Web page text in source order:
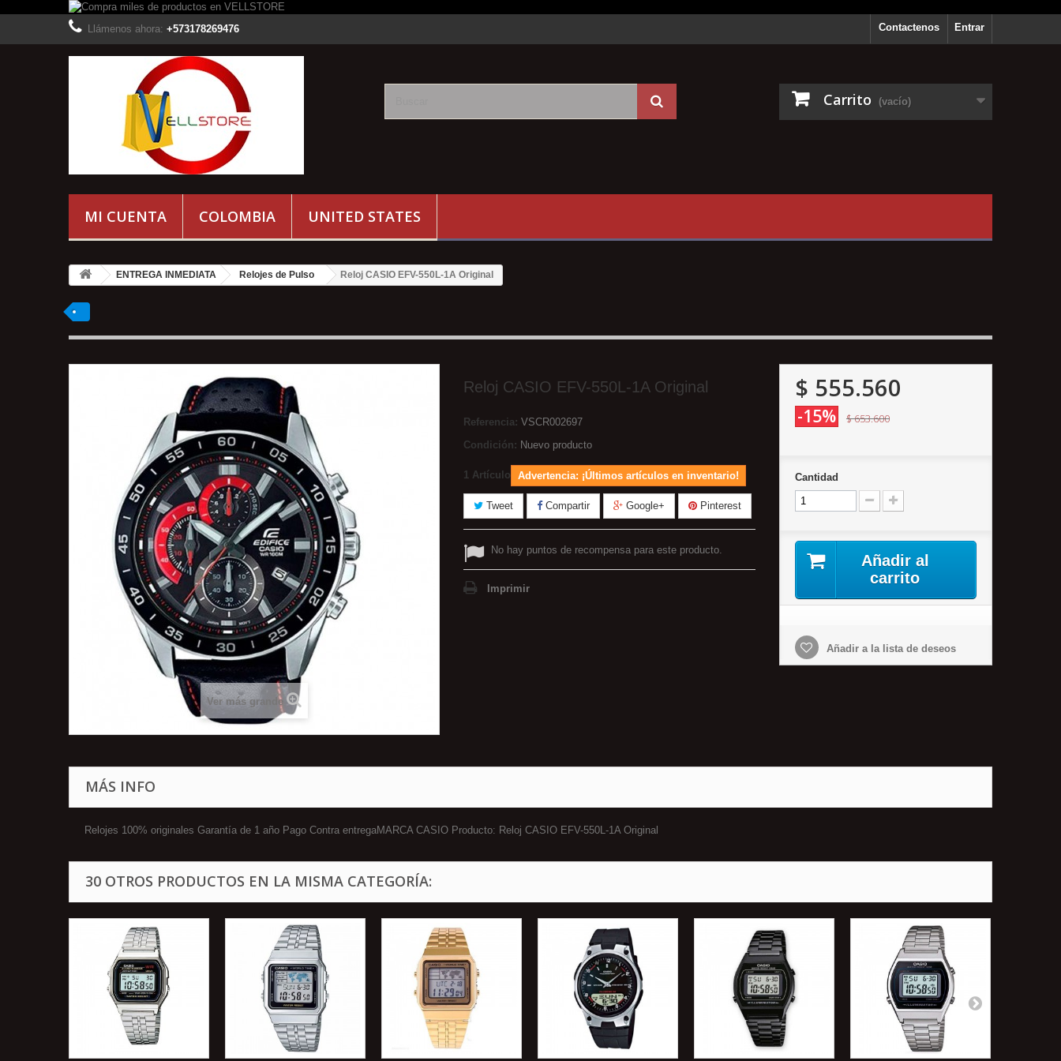
Entrar
Contactenos
Llámenos ahora: +573178269476
Carrito (vacío)
MI CUENTA COLOMBIA UNITED STATES
ENTREGA INMEDIATA Relojes de Pulso Reloj CASIO EFV-550L-1A Original
Ver más grande
Reloj CASIO EFV-550L-1A Original
Referencia: VSCR002697
Condición: Nuevo producto
1 Artículo Advertencia: ¡Últimos artículos en inventario!
Tweet Compartir Google+ Pinterest
No hay puntos de recompensa para este producto.
Imprimir
$ 555.560
-15% $ 653.600
Cantidad
Añadir al
carrito
Añadir a la lista de deseos
MÁS INFO
Relojes 100% originales Garantía de 1 año Pago Contra entregaMARCA CASIO Producto: Reloj CASIO EFV-550L-1A Original
30 OTROS PRODUCTOS EN LA MISMA CATEGORÍA: